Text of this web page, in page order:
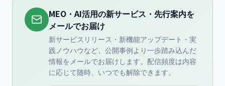
MEO・AI活用の新サービス・先行案内を
メールでお届け
新サービスリリース・新機能アップデート・実
践ノウハウなど、公開事例より一歩踏み込んだ
情報をメールでお届けします。配信頻度は内容
に応じて随時、いつでも解除できます。